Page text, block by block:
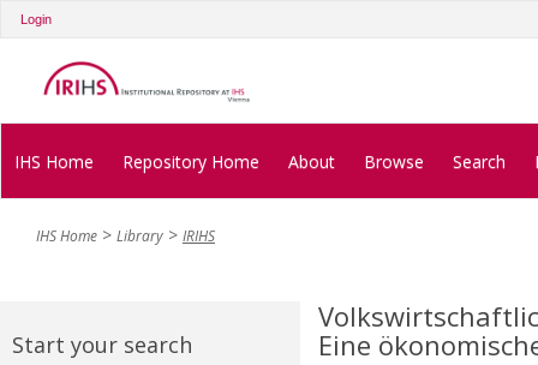
Login
IHS Home Repository Home About Browse Search
IHS Home Library IRIHS
Start your search
Eine